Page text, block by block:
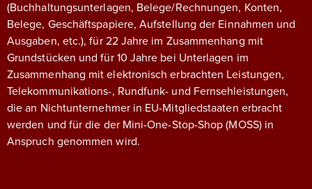
(Buchhaltungsunterlagen, Belege/Rechnungen, Konten,
Belege, Geschäftspapiere, Aufstellung der Einnahmen und
Ausgaben, etc.), für 22 Jahre im Zusammenhang mit
Grundstücken und für 10 Jahre bei Unterlagen im
Zusammenhang mit elektronisch erbrachten Leistungen,
Telekommunikations-, Rundfunk- und Fernsehleistungen,
die an Nichtunternehmer in EU-Mitgliedstaaten erbracht
werden und für die der Mini-One-Stop-Shop (MOSS) in
Anspruch genommen wird.